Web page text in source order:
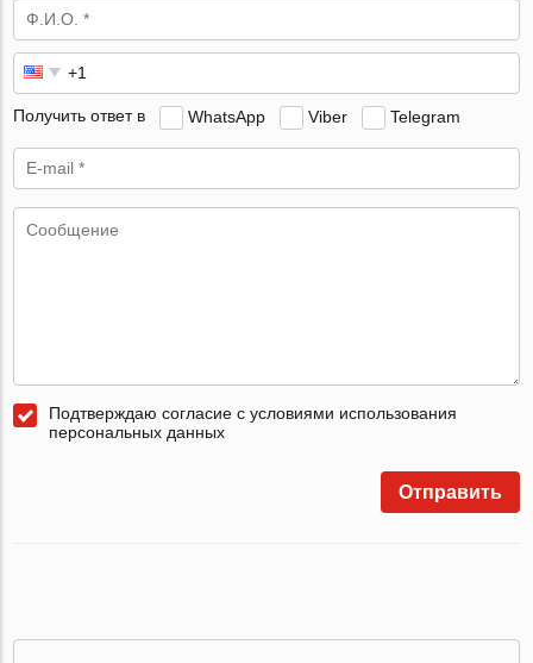
Получить ответ в WhatsApp Viber Telegram
Подтверждаю согласие с условиями использования
персональных данных
Отправить